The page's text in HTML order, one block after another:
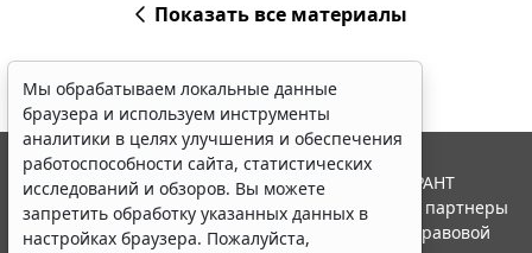
Показать все материалы
Мы обрабатываем локальные данные
браузера и используем инструменты
аналитики в целях улучшения и обеспечения
работоспособности сайта, статистических
исследований и обзоров. Вы можете
запретить обработку указанных данных в
настройках браузера. Пожалуйста,
© ООО "НПП "ГАРАНТ-СЕРВИС", 2026. Система ГАРАНТ
выпускается с 1990 года. Компания "Гарант" и ее партнеры
являются участниками Российской ассоциации правовой